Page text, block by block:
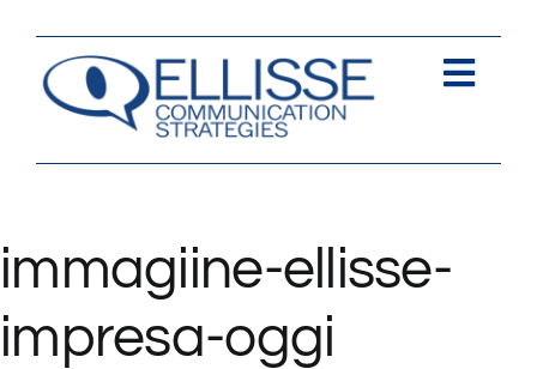
contenuto
immagiine-ellisse-
impresa-oggi